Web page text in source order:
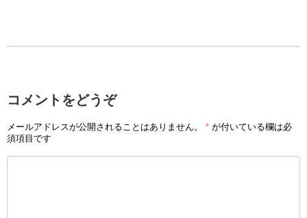
コメントをどうぞ
メールアドレスが公開されることはありません。 * が付いている欄は必
須項目です